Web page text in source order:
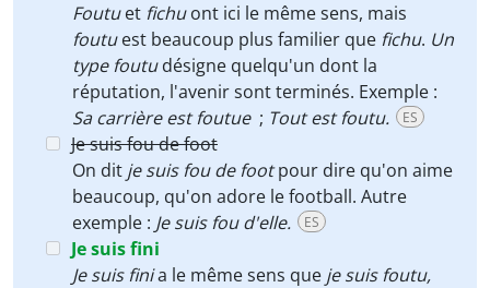
Foutuet fichuont ici le même sens, mais
foutuest beaucoup plus familier que fichu. Un
type foutudésigne quelqu'un dont la
réputation, l'avenir sont terminés. Exemple :
Sa carrière est foutue ; Tout est foutu. ES
Je suis fou de foot
On dit je suis fou de footpour dire qu'on aime
beaucoup, qu'on adore le football. Autre
exemple : Je suis fou d'elle. ES
Je suis fini
Je suis finia le même sens que je suis foutu,